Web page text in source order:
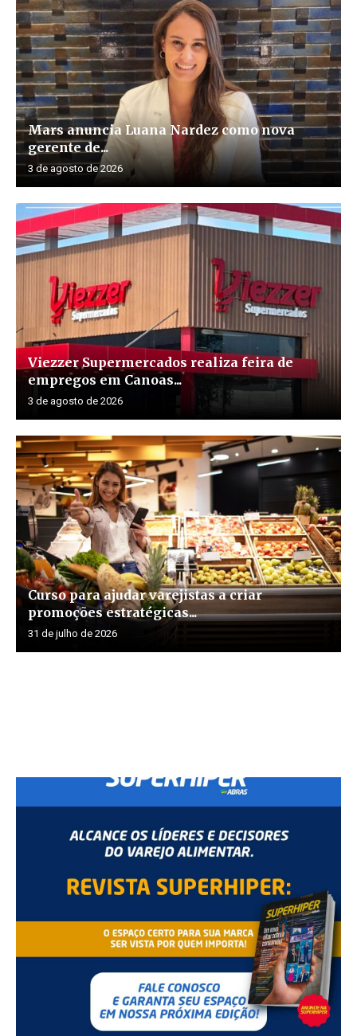
Mars anuncia Luana Nardez como nova
gerente de...
3 de agosto de 2026
Viezzer Supermercados realiza feira de
empregos em Canoas...
3 de agosto de 2026
Curso para ajudar varejistas a criar
promoções estratégicas...
31 de julho de 2026